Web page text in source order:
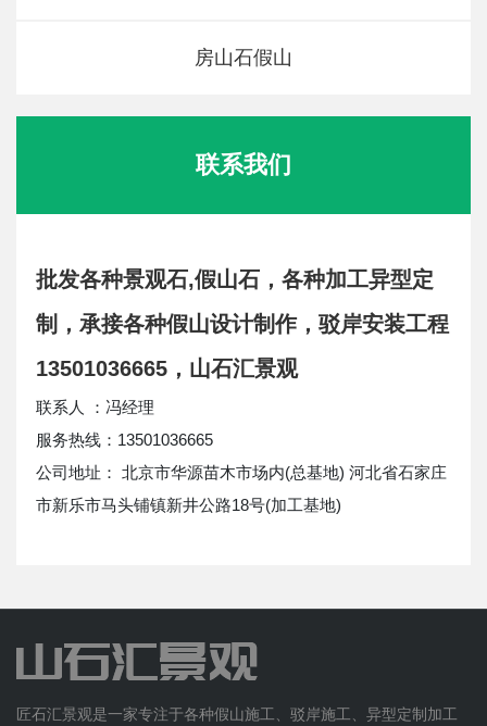
房山石假山
联系我们
批发各种景观石,假山石，各种加工异型定
制，承接各种假山设计制作，驳岸安装工程
13501036665，山石汇景观
联系人 ：冯经理
服务热线：13501036665
公司地址： 北京市华源苗木市场内(总基地) 河北省石家庄
市新乐市马头铺镇新井公路18号(加工基地)
匠石汇景观是一家专注于各种假山施工、驳岸施工、异型定制加工